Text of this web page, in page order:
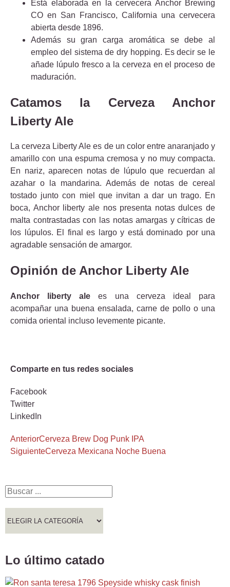
Está elaborada en la cervecera Anchor Brewing
CO en San Francisco, California una cervecera
abierta desde 1896.
Además su gran carga aromática se debe al
empleo del sistema de dry hopping. Es decir se le
añade lúpulo fresco a la cerveza en el proceso de
maduración.
Catamos la Cerveza Anchor
Liberty Ale
La cerveza Liberty Ale es de un color entre anaranjado y
amarillo con una espuma cremosa y no muy compacta.
En nariz, aparecen notas de lúpulo que recuerdan al
azahar o la mandarina. Además de notas de cereal
tostado junto con miel que invitan a dar un trago. En
boca, Anchor liberty ale nos presenta notas dulces de
malta contrastadas con las notas amargas y cítricas de
los lúpulos. El final es largo y está dominado por una
agradable sensación de amargor.
Opinión de Anchor Liberty Ale
Anchor liberty ale es una cerveza ideal para
acompañar una buena ensalada, carne de pollo o una
comida oriental incluso levemente picante.
Comparte en tus redes sociales
Facebook
Twitter
LinkedIn
AnteriorCerveza Brew Dog Punk IPA
SiguienteCerveza Mexicana Noche Buena
Lo último catado